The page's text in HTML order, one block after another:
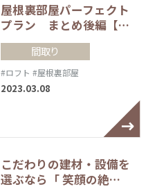
屋根裏部屋パーフェクト
プラン まとめ後編【…
間取り
#ロフト #屋根裏部屋
2023.03.08
こだわりの建材・設備を
選ぶなら「 笑顔の絶…